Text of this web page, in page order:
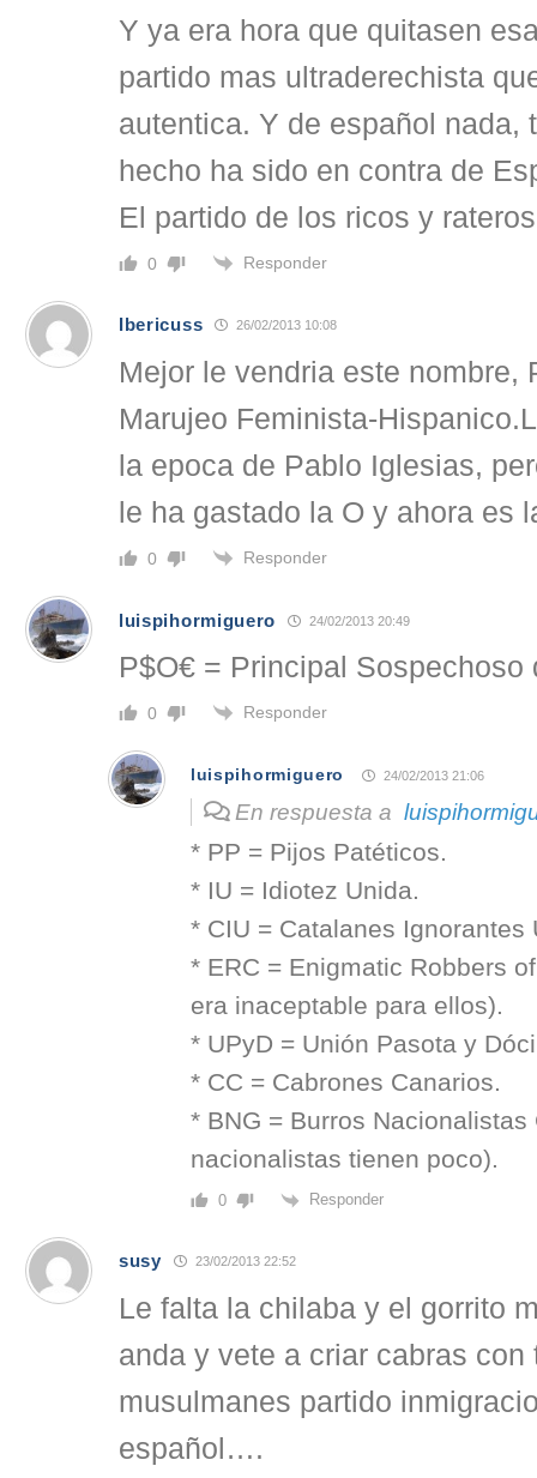
Y ya era hora que quitasen
partido mas ultraderechista
autentica. Y de español nada,
hecho ha sido en contra de
El partido de los ricos y
0 Responder
Ibericuss 26/02/2013 10:08
Mejor le vendria este nombre,
Marujeo Feminista-
la epoca de Pablo Iglesias,
le ha gastado la O y ahora es
0 Responder
luispihormiguero 24/02/2013 20:49
P$O€ = Principal Sospechoso
0 Responder
luispihormiguero 24/02/2013 21:06
En respuesta a
* PP = Pijos Patéticos.
* IU = Idiotez Unida.
* CIU = Catalanes Ignorantes
* ERC = Enigmatic Robbers
era inaceptable para ellos).
* UPyD = Unión Pasota y
* CC = Cabrones Canarios.
* BNG = Burros
nacionalistas tienen poco).
0 Responder
susy 23/02/2013 22:52
Le falta la chilaba y el gorrito
anda y vete a criar cabras con
musulmanes partido
español….